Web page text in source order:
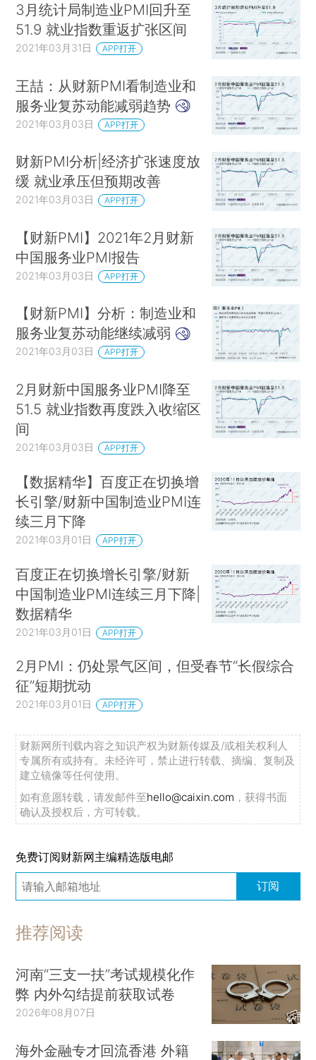
3月统计局制造业PMI回升至
51.9 就业指数重返扩张区间
2021年03月31日 APP打开
王喆：从财新PMI看制造业和
服务业复苏动能减弱趋势
2021年03月03日 APP打开
财新PMI分析|经济扩张速度放
缓 就业承压但预期改善
2021年03月03日 APP打开
【财新PMI】2021年2月财新
中国服务业PMI报告
2021年03月03日 APP打开
【财新PMI】分析：制造业和
服务业复苏动能继续减弱
2021年03月03日 APP打开
2月财新中国服务业PMI降至
51.5 就业指数再度跌入收缩区
间
2021年03月03日 APP打开
【数据精华】百度正在切换增
长引擎/财新中国制造业PMI连
续三月下降
2021年03月01日 APP打开
百度正在切换增长引擎/财新
中国制造业PMI连续三月下降|
数据精华
2021年03月01日 APP打开
2月PMI：仍处景气区间，但受春节“长假综合
征”短期扰动
2021年03月01日 APP打开
财新网所刊载内容之知识产权为财新传媒及/或相关权利人
专属所有或持有。未经许可，禁止进行转载、摘编、复制及
建立镜像等任何使用。
如有意愿转载，请发邮件至hello@caixin.com ，获得书面
确认及授权后，方可转载。
免费订阅财新网主编精选版电邮
订阅
推荐阅读
河南“三支一扶”考试规模化作
弊 内外勾结提前获取试卷
2026年08月07日
海外金融专才回流香港 外籍